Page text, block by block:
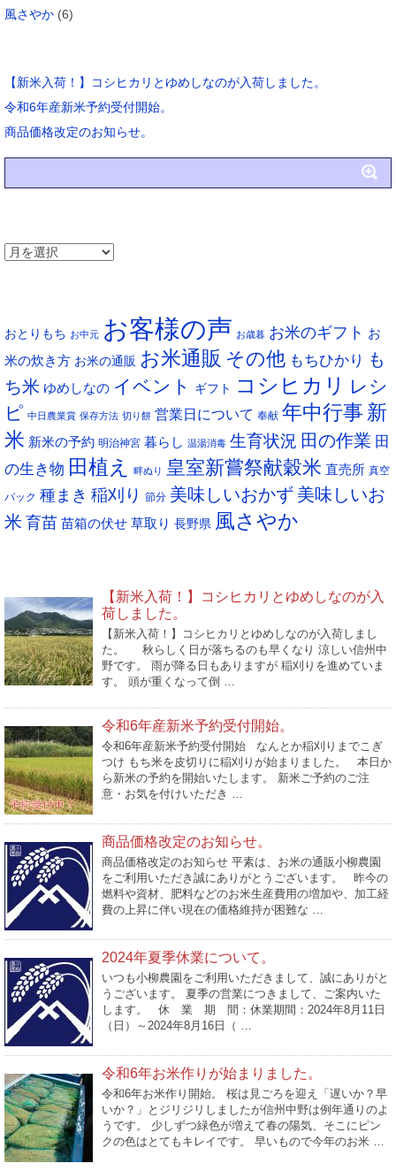
風さやか (6)
【新米入荷！】コシヒカリとゆめしなのが入荷しました。
令和6年産新米予約受付開始。
商品価格改定のお知らせ。
ア
おとりもち お中元 お客様の声 お歳暮 お米のギフト お
米の炊き方 お米の通販 お米通販 その他 もちひかり も
ち米 ゆめしなの イベント ギフト コシヒカリ
レシ
ピ 中日農業賞 保存方法 切り餅 営業日について 奉献 年中行事 新
米 新米の予約 明治神宮 暮らし 温湯消毒 生育状況 田の作業 田
の生き物 田植え 畔ぬり 皇室新嘗祭献穀米 直売所 真空
パック 種まき 稲刈り 節分 美味しいおかず 美味しいお
米 育苗 苗箱の伏せ 草取り 長野県 風さやか
【新米入荷！】コシヒカリとゆめしなのが入
荷しました。
【新米入荷！】コシヒカリとゆめしなのが入荷しまし
た。 秋らしく日が落ちるのも早くなり 涼しい信州中
野です。 雨が降る日もありますが 稲刈りを進めていま
す。 頭が重くなって倒 …
令和6年産新米予約受付開始。
令和6年産新米予約受付開始 なんとか稲刈りまでこぎ
つけ もち米を皮切りに稲刈りが始まりました。 本日か
ら新米の予約を開始いたします。 新米ご予約のご注
意・お気を付けいただき …
商品価格改定のお知らせ。
商品価格改定のお知らせ 平素は、お米の通販小柳農園
をご利用いただき誠にありがとうございます。 昨今の
燃料や資材、肥料などのお米生産費用の増加や、加工経
費の上昇に伴い現在の価格維持が困難な …
2024年夏季休業について。
いつも小柳農園をご利用いただきまして、誠にありがと
うございます。 夏季の営業につきまして、ご案内いた
します。 休 業 期 間：休業期間：2024年8月11日
（日）～2024年8月16日（ …
令和6年お米作りが始まりました。
令和6年お米作り開始。 桜は見ごろを迎え「遅いか？早
いか？」とジリジリしましたが信州中野は例年通りのよ
うです。 少しずつ緑色が増えて春の陽気、そこにピン
クの色はとてもキレイです。 早いもので今年のお米 …